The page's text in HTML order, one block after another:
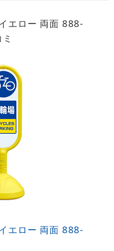
エロー 両面 888-
エロー 両面 888-